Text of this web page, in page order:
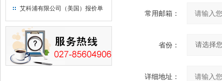
艾科浦有限公司（美国）报价单
常用邮箱：
省份：
详细地址：